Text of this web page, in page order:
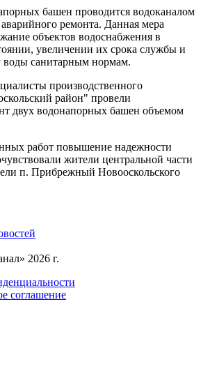
башен проводится водоканалом
ремонта. Данная мера
объектов водоснабжения в
увеличении их срока службы и
воды санитарным нормам.
производственного
район" провели
двух водонапорных башен объемом
работ повышение надежности
жители центральной части
п. Прибрежный Новооскольского
2026 г.
соглашение